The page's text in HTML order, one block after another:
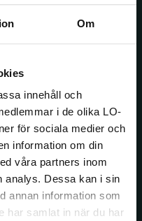
Om
innehåll och
i de olika LO-
för sociala medier och
information om din
våra partners inom
analys. Dessa kan i sin
annan information som
har samlat in när du har